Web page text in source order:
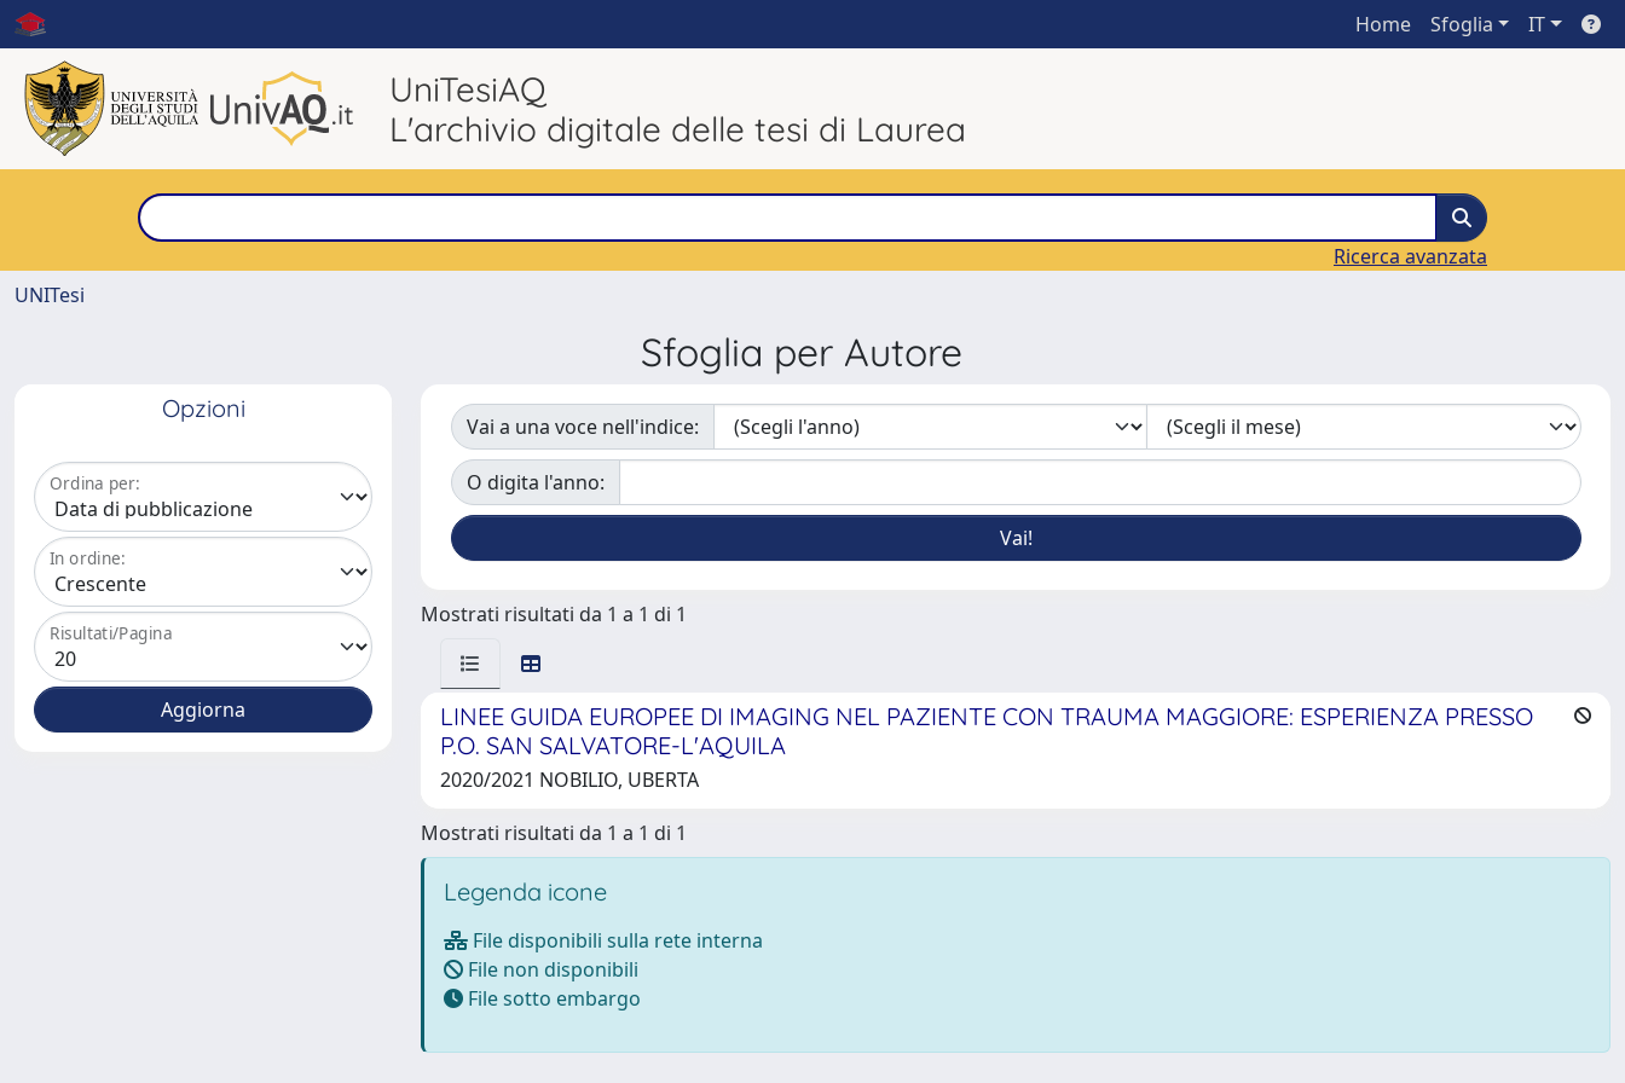
Home Sfoglia IT
UniTesiAQ
L'archivio digitale delle tesi di Laurea
Ricerca avanzata
UNITesi
Sfoglia per Autore
Opzioni
Ordina per:
In ordine:
Risultati/Pagina
Vai a una voce nell'indice:
O digita l'anno:
Mostrati risultati da 1 a 1 di 1
LINEE GUIDA EUROPEE DI IMAGING NEL PAZIENTE CON TRAUMA MAGGIORE: ESPERIENZA PRESSO
P.O. SAN SALVATORE-L'AQUILA
2020/2021 NOBILIO, UBERTA
Mostrati risultati da 1 a 1 di 1
Legenda icone
File disponibili sulla rete interna
File non disponibili
File sotto embargo